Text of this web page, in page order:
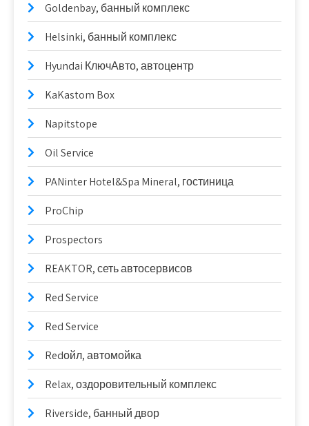
Goldenbay, банный комплекс
Helsinki, банный комплекс
Hyundai КлючАвто, автоцентр
KaKastom Box
Napitstope
Oil Service
PANinter Hotel&Spa Mineral, гостиница
ProChip
Prospectors
REAKTOR, сеть автосервисов
Red Service
Red Service
Redойл, автомойка
Relax, оздоровительный комплекс
Riverside, банный двор